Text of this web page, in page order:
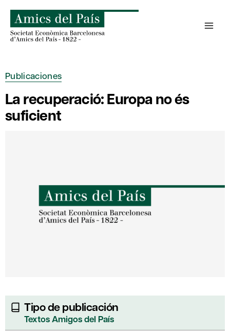
contenido
Publicaciones
La recuperació: Europa no és
suficient
Tipo de publicación
Textos Amigos del País